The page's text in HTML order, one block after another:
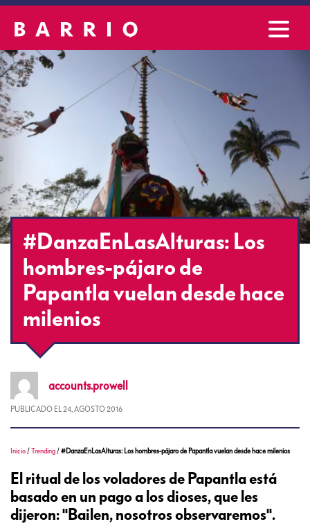
#DanzaEnLasAlturas: Los
hombres-pájaro de
Papantla vuelan desde hace
milenios
accounts.prowell
PUBLICADO EL 24, AGOSTO 2016
Inicio /Trending /#DanzaEnLasAlturas: Los hombres-pájaro de Papantla vuelan desde hace milenios
El ritual de los voladores de Papantla está
basado en un pago a los dioses, que les
dijeron: "Bailen, nosotros observaremos".